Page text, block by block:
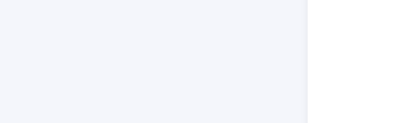
lacs